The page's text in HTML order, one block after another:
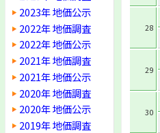
2023年 地価公示
2022年 地価調査
2022年 地価公示
2021年 地価調査
2021年 地価公示
2020年 地価調査
2020年 地価公示
2019年 地価調査
28
29
30